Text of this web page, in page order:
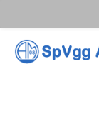
Vereinssatzung